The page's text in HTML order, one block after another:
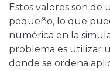
Estos valores son
pequeño, lo que
numérica en la
problema es utilizar
donde se ordena